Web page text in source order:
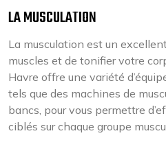
LA MUSCULATION
La musculation est un
muscles et de tonifier votre
Havre offre une variété
tels que des machines de
bancs, pour vous permettre
ciblés sur chaque groupe